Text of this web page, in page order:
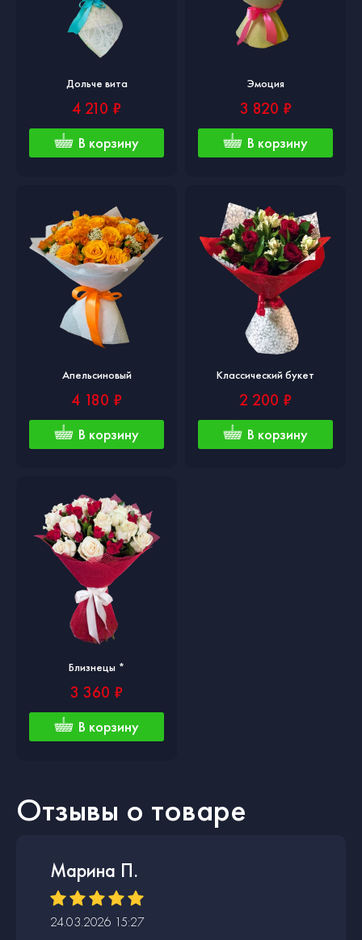
Отзывы о товаре
Марина П.
24.03.2026 15:27
Дольче вита
4 210 ₽
В корзину
Эмоция
3 820 ₽
В корзину
Апельсиновый
4 180 ₽
В корзину
Классический букет
2 200 ₽
В корзину
Близнецы *
3 360 ₽
В корзину